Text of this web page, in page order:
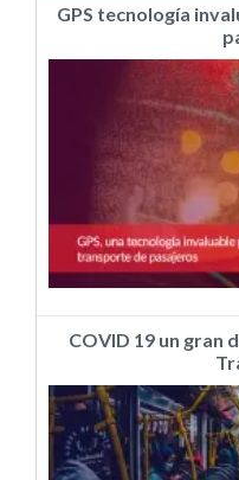
GPS tecnología
COVID 19 un gran